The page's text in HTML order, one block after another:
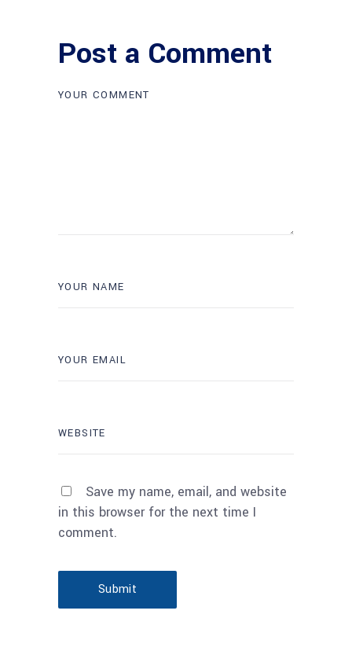
Post a Comment
Save my name, email, and website
in this browser for the next time I
comment.
Submit